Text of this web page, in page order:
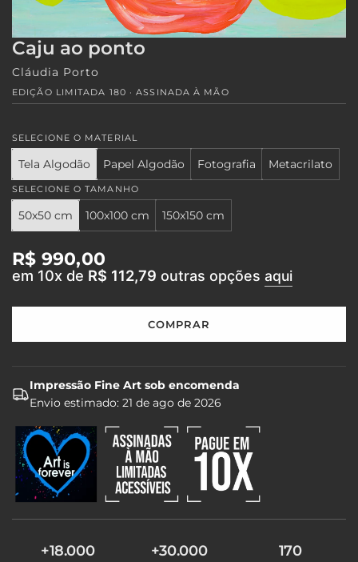
Caju ao ponto
Cláudia Porto
EDIÇÃO LIMITADA 180 · ASSINADA À MÃO
SELECIONE O MATERIAL
Tela Algodão Papel Algodão Fotografia Metacrilato
SELECIONE O TAMANHO
50x50 cm 100x100 cm 150x150 cm
Preço
regular
R$ 990,00
em 10x de R$ 112,79 outras opções aqui
COMPRAR
C
E
G
A
.
Impressão Fine Art sob encomenda
Envio estimado: 21 de ago de 2026
+18.000 +30.000 170